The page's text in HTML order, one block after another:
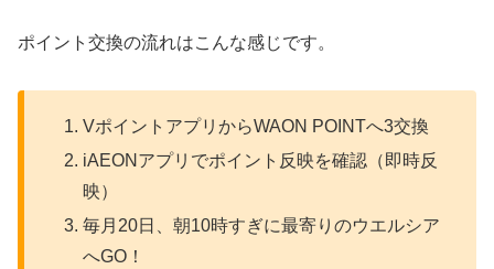
ポイント交換の流れはこんな感じです。
VポイントアプリからWAON POINTへ3交換
iAEONアプリでポイント反映を確認（即時反
映）
毎月20日、朝10時すぎに最寄りのウエルシア
へGO！